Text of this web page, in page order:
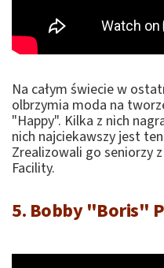
Na całym świecie w
olbrzymia moda na
"Happy". Kilka z nich
nich najciekawszy jest
Zrealizowali go seniorzy
Facility.
5. Bobby "Boris"